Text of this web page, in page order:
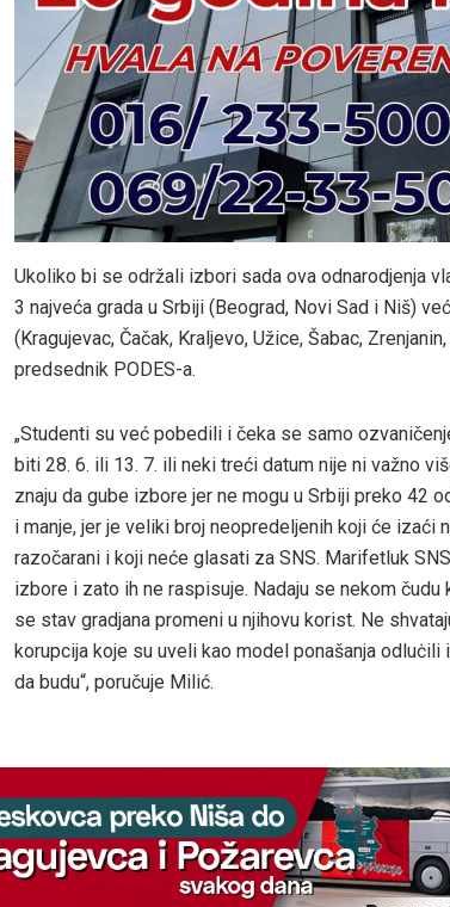
Ukoliko bi se održali izbori sada ova odnarodjenja
3 najveća grada u Srbiji (Beograd, Novi Sad i Niš)
(Kragujevac, Čačak, Kraljevo, Užice, Šabac,
predsednik PODES-a.
„Studenti su već pobedili i čeka se samo
biti 28. 6. ili 13. 7. ili neki treći datum nije ni važno
znaju da gube izbore jer ne mogu u Srbiji preko 42
i manje, jer je veliki broj neopredeljenih koji će izaći
razočarani i koji neće glasati za SNS. Marifetluk
izbore i zato ih ne raspisuje. Nadaju se nekom čudu
se stav gradjana promeni u njihovu korist. Ne
korupcija koje su uveli kao model ponašanja odluċili
da budu“, poručuje Milić.